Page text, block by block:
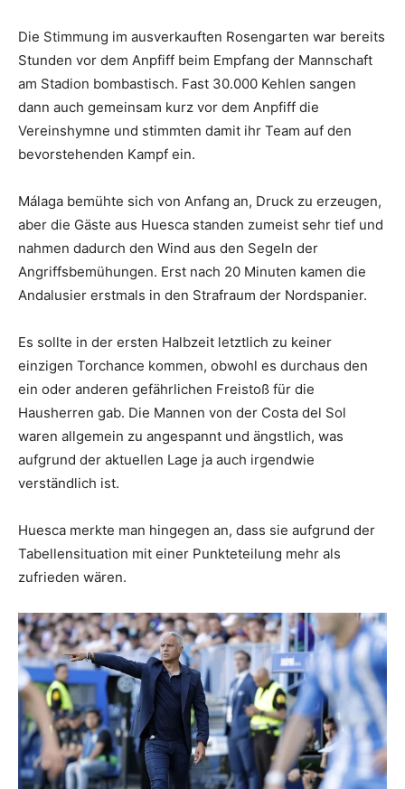
Die Stimmung im ausverkauften Rosengarten war bereits
Stunden vor dem Anpfiff beim Empfang der Mannschaft
am Stadion bombastisch. Fast 30.000 Kehlen sangen
dann auch gemeinsam kurz vor dem Anpfiff die
Vereinshymne und stimmten damit ihr Team auf den
bevorstehenden Kampf ein.
Málaga bemühte sich von Anfang an, Druck zu erzeugen,
aber die Gäste aus Huesca standen zumeist sehr tief und
nahmen dadurch den Wind aus den Segeln der
Angriffsbemühungen. Erst nach 20 Minuten kamen die
Andalusier erstmals in den Strafraum der Nordspanier.
Es sollte in der ersten Halbzeit letztlich zu keiner
einzigen Torchance kommen, obwohl es durchaus den
ein oder anderen gefährlichen Freistoß für die
Hausherren gab. Die Mannen von der Costa del Sol
waren allgemein zu angespannt und ängstlich, was
aufgrund der aktuellen Lage ja auch irgendwie
verständlich ist.
Huesca merkte man hingegen an, dass sie aufgrund der
Tabellensituation mit einer Punkteteilung mehr als
zufrieden wären.